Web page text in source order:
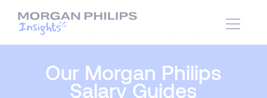
Our Morgan Philips
Salary Guides